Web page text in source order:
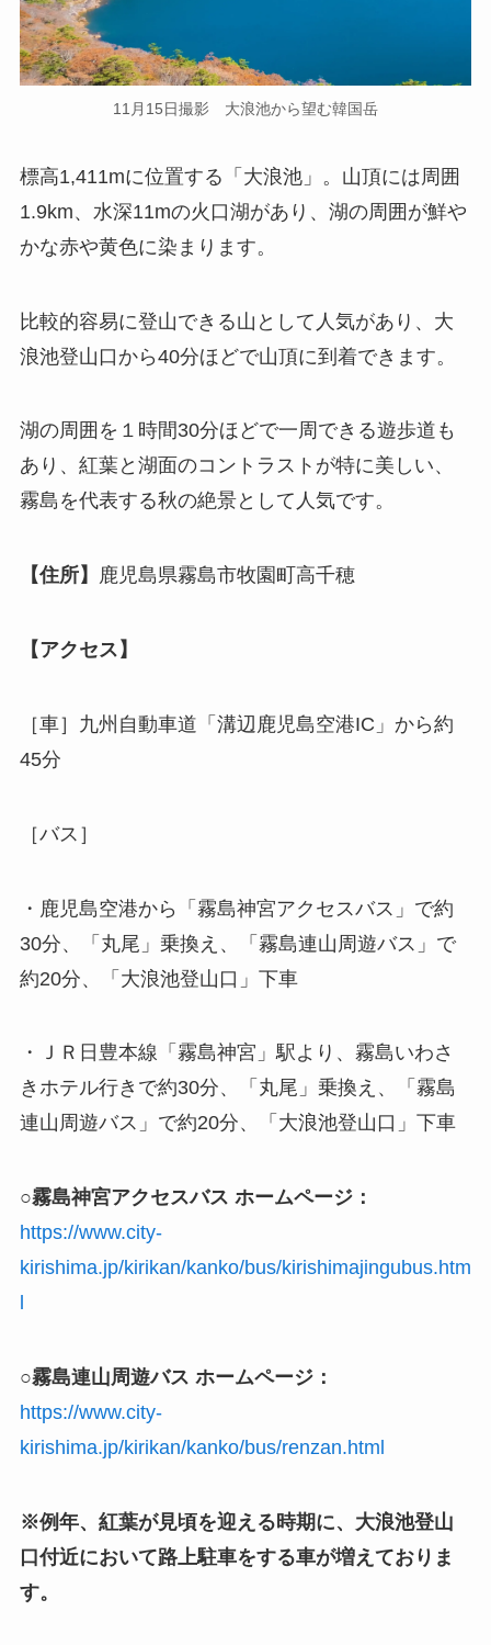
11月15日撮影 大浪池から望む韓国岳
標高1,411mに位置する「大浪池」。山頂には周囲
1.9km、水深11mの火口湖があり、湖の周囲が鮮や
かな赤や黄色に染まります。
比較的容易に登山できる山として人気があり、大
浪池登山口から40分ほどで山頂に到着できます。
湖の周囲を１時間30分ほどで一周できる遊歩道も
あり、紅葉と湖面のコントラストが特に美しい、
霧島を代表する秋の絶景として人気です。
【住所】 鹿児島県霧島市牧園町高千穂
【アクセス】
［車］九州自動車道「溝辺鹿児島空港IC」から約
45分
［バス］
・鹿児島空港から「霧島神宮アクセスバス」で約
30分、「丸尾」乗換え、「霧島連山周遊バス」で
約20分、「大浪池登山口」下車
・ＪＲ日豊本線「霧島神宮」駅より、霧島いわさ
きホテル行きで約30分、「丸尾」乗換え、「霧島
連山周遊バス」で約20分、「大浪池登山口」下車
○霧島神宮アクセスバス ホームページ：
https://www.city-
kirishima.jp/kirikan/kanko/bus/kirishimajingubus.htm
○霧島連山周遊バス ホームページ：
https://www.city-
kirishima.jp/kirikan/kanko/bus/renzan.html
※例年、紅葉が見頃を迎える時期に、大浪池登山
口付近において路上駐車をする車が増えておりま
す。